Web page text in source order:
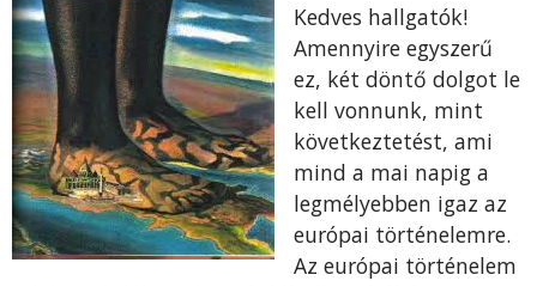
Kedves hallgatók!
Amennyire egyszerű
ez, két döntő dolgot le
kell vonnunk, mint
következtetést, ami
mind a mai napig a
legmélyebben igaz az
európai történelemre.
Az európai történelem